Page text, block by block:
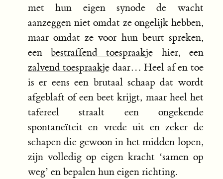
met hun eigen synode de wacht
aanzeggen niet omdat ze ongelijk hebben,
maar omdat ze voor hun beurt spreken,
eenbestraffend toespraakje hier, een
zalvend toespraakje daar… Heel af en toe
is er eens een brutaal schaap dat wordt
afgeblaft of een beet krijgt, maar heel het
tafereel straalt een ongekende
spontaneïteit en vrede uit en zeker de
schapen die gewoon in het midden lopen,
zijn volledig op eigen kracht ‘samen op
weg’ en bepalen hun eigen richting.